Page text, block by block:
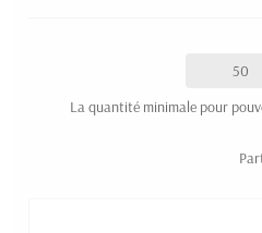
La quantité minimale pour